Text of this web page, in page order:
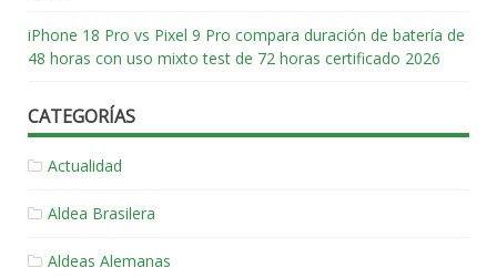
iPhone 18 Pro vs Pixel 9 Pro compara duración de batería de
48 horas con uso mixto test de 72 horas certificado 2026
CATEGORÍAS
Actualidad
Aldea Brasilera
Aldeas Alemanas